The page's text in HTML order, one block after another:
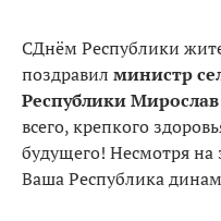
СДнём Республики
поздравил министр
Республики
всего, крепкого
будущего! Несмотря на
Ваша Республика